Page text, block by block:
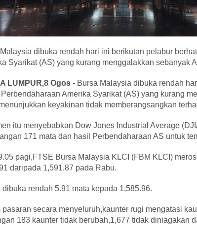
dibuka rendah hari ini berikutan pelabur
Syarikat (AS) yang kurang menggalakkan sebanyak
LUMPUR,8 Ogos - Bursa Malaysia dibuka rendah
Amerika Syarikat (AS) yang kurang
keyakinan tidak memberangsangkan
itu menyebabkan Dow Jones Industrial Average
171 mata dan hasil Perbendaharaan AS untuk
pagi,FTSE Bursa Malaysia KLCI (FBM KLCI)
daripada 1,591.87 pada Rabu.
dibuka rendah 5.91 mata kepada 1,585.96.
pasaran secara menyeluruh,kaunter rugi mengatasi
183 kaunter tidak berubah,1,677 tidak diniagakan